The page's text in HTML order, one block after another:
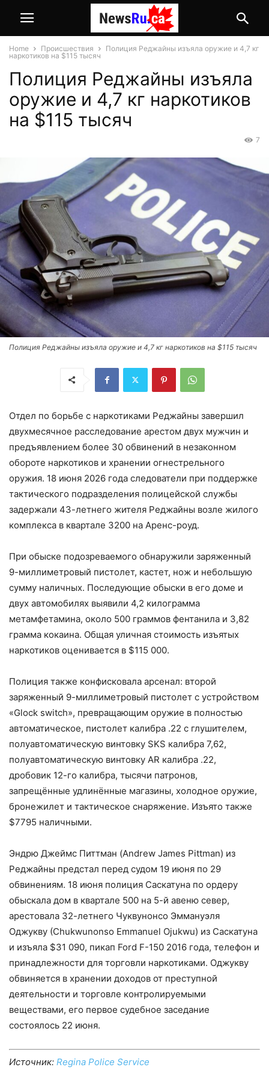
Home Происшествия
Полиция Реджайны изъяла оружие и 4,7 кг
наркотиков на $115 тысяч
Полиция Реджайны изъяла
оружие и 4,7 кг наркотиков
на $115 тысяч
7
Полиция Реджайны изъяла оружие и 4,7 кг наркотиков на $115 тысяч
Отдел по борьбе с наркотиками Реджайны завершил
двухмесячное расследование арестом двух мужчин и
предъявлением более 30 обвинений в незаконном
обороте наркотиков и хранении огнестрельного
оружия. 18 июня 2026 года следователи при поддержке
тактического подразделения полицейской службы
задержали 43-летнего жителя Реджайны возле жилого
комплекса в квартале 3200 на Аренс-роуд.
При обыске подозреваемого обнаружили заряженный
9-миллиметровый пистолет, кастет, нож и небольшую
сумму наличных. Последующие обыски в его доме и
двух автомобилях выявили 4,2 килограмма
метамфетамина, около 500 граммов фентанила и 3,82
грамма кокаина. Общая уличная стоимость изъятых
наркотиков оценивается в $115 000.
Полиция также конфисковала арсенал: второй
заряженный 9-миллиметровый пистолет с устройством
«Glock switch», превращающим оружие в полностью
автоматическое, пистолет калибра .22 с глушителем,
полуавтоматическую винтовку SKS калибра 7,62,
полуавтоматическую винтовку AR калибра .22,
дробовик 12-го калибра, тысячи патронов,
запрещённые удлинённые магазины, холодное оружие,
бронежилет и тактическое снаряжение. Изъято также
$7795 наличными.
Эндрю Джеймс Питтман (Andrew James Pittman) из
Реджайны предстал перед судом 19 июня по 29
обвинениям. 18 июня полиция Саскатуна по ордеру
обыскала дом в квартале 500 на 5-й авеню север,
арестовала 32-летнего Чуквунонсо Эммануэля
Оджуквy (Chukwunonso Emmanuel Ojukwu) из Саскатуна
и изъяла $31 090, пикап Ford F-150 2016 года, телефон и
принадлежности для торговли наркотиками. Оджуквy
обвиняется в хранении доходов от преступной
деятельности и торговле контролируемыми
веществами, его первое судебное заседание
состоялось 22 июня.
Источник: Regina Police Service